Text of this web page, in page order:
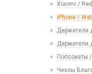
Xiaomi /
iPhone /
Держатели
Держатели
Попсокеты
Чехлы